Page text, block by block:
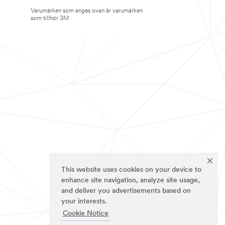
This website uses cookies on your device to
enhance site navigation, analyze site usage,
and deliver you advertisements based on
your interests.
Cookie Notice
Varumärken som anges ovan är varumärken
som tillhör 3M.